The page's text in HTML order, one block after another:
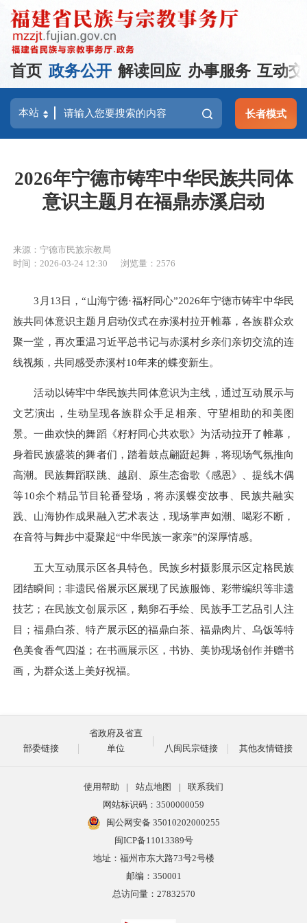
首页 政务公开 解读回应 办事服务 互动
长者模式
2026年宁德市铸牢中华民族共同体
意识主题月在福鼎赤溪启动
来源：宁德市民族宗教局
时间：2026-03-24 12:30
浏览量：2576
3 月 13日，“山海宁德·福籽同心”2026年宁德市铸牢中华民
族共同体意识主题月启动仪式在赤溪村拉开帷幕，各族群众欢
聚一堂，再次重温习近平总书记与赤溪村乡亲们亲切交流的连
线视频，共同感受赤溪村10年来的蝶变新生。
活动以铸牢中华民族共同体意识为主线，通过互动展示与
文艺演出，生动呈现各族群众手足相亲、守望相助的和美图
景。一曲欢快的舞蹈《籽籽同心共欢歌》为活动拉开了帷幕，
身着民族盛装的舞者们，踏着鼓点翩跹起舞，将现场气氛推向
高潮。民族舞蹈联跳、越剧、原生态畲歌《感恩》、提线木偶
等10余个精品节目轮番登场，将赤溪蝶变故事、民族共融实
践、山海协作成果融入艺术表达，现场掌声如潮、喝彩不断，
在音符与舞步中凝聚起“中华民族一家亲”的深厚情感。
五大互动展示区各具特色。民族乡村摄影展示区定格民族
团结瞬间；非遗民俗展示区展现了民族服饰、彩带编织等非遗
技艺； 在民族文创展示区，鹅卵石手绘、民族手工艺品引人注
目；福鼎白茶、特产展示区的福鼎白茶、福鼎肉片、乌饭等特
色美食香气四溢； 在书画展示区，书协、美协现场创作并赠书
画，为群众送上美好祝福。
部委链接
省政府及省直
单位
八闽民宗链接 其他友情链接
使用帮助 | 站点地图 |
联系我们
网站标识码：3500000059
闽公网安备 35010202000255
闽ICP备11013389号
地址：福州市东大路73号2号楼
邮编：350001
总访问量： 27832570